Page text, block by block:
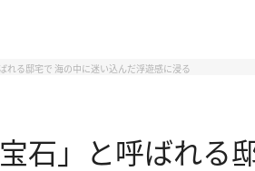
れる邸宅で 海の中に迷い込んだ浮遊感に浸る
宝石」と呼ばれ